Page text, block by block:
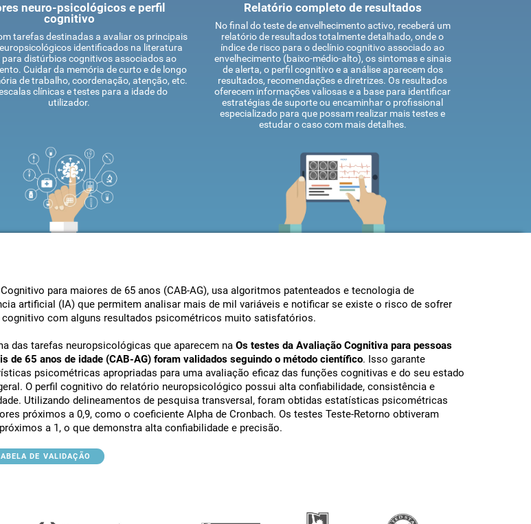
neuro-psicológicos e perfil
cognitivo
tarefas destinadas a avaliar os principais
identificados na literatura
distúrbios cognitivos associados ao
Cuidar da memória de curto e de longo
de trabalho, coordenação, atenção, etc.
clínicas e testes para a idade do
utilizador.
Relatório completo de resultados
No final do teste de envelhecimento activo, receberá um
relatório de resultados totalmente detalhado, onde o
índice de risco para o declínio cognitivo associado ao
envelhecimento (baixo-médio-alto), os sintomas e sinais
de alerta, o perfil cognitivo e a análise aparecem dos
resultados, recomendações e diretrizes. Os resultados
oferecem informações valiosas e a base para identificar
estratégias de suporte ou encaminhar o profissional
especializado para que possam realizar mais testes e
estudar o caso com mais detalhes.
para maiores de 65 anos (CAB-AG), usa algoritmos patenteados e tecnologia de
artificial (IA) que permitem analisar mais de mil variáveis ​​e notificar se existe o risco de sofrer
com alguns resultados psicométricos muito satisfatórios.
das tarefas neuropsicológicas que aparecem na Os testes da Avaliação Cognitiva para pessoas
de 65 anos de idade (CAB-AG) foram validados seguindo o método científico. Isso garante
psicométricas apropriadas para uma avaliação eficaz das funções cognitivas e do seu estado
O perfil cognitivo do relatório neuropsicológico possui alta confiabilidade, consistência e
Utilizando delineamentos de pesquisa transversal, foram obtidas estatísticas psicométricas
próximos a 0,9, como o coeficiente Alpha de Cronbach. Os testes Teste-Retorno obtiveram
a 1, o que demonstra alta confiabilidade e precisão.
DE VALIDAÇÃO